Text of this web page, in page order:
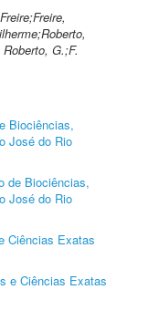
G.;F.
Biociências,
José do Rio
de Biociências,
José do Rio
Ciências Exatas
e Ciências Exatas